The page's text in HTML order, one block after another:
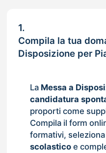
1.
Compila la tua
Disposizione per
La Messa a
candidatura
proporti come
Compila il form
formativi, seleziona
scolasticoe